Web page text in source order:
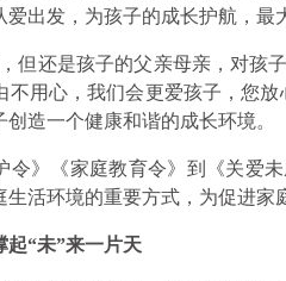
出发，为孩子的成长护航，最
但还是孩子的父亲母亲，对孩
不用心，我们会更爱孩子，您
造一个健康和谐的成长环境。
令》《家庭教育令》到《关爱
活环境的重要方式，为促进家
起“未”来一片天